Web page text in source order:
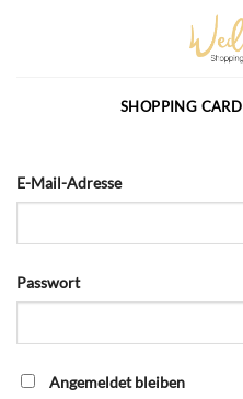
SHOPPING CARD
E-Mail-Adresse
Passwort
Angemeldet bleiben